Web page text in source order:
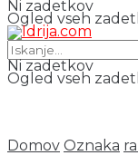
Ni zadetkov
Ogled vseh
Ni zadetkov
Ogled vseh
Domov Oznaka